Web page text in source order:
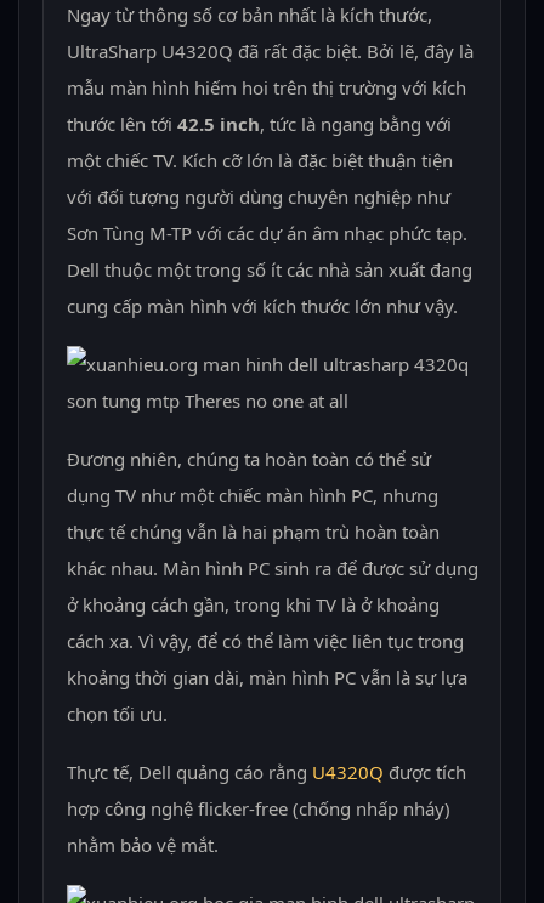
Ngay từ thông số cơ bản nhất là kích thước,
UltraSharp U4320Q đã rất đặc biệt. Bởi lẽ, đây là
mẫu màn hình hiếm hoi trên thị trường với kích
thước lên tới 42.5 inch, tức là ngang bằng với
một chiếc TV. Kích cỡ lớn là đặc biệt thuận tiện
với đối tượng người dùng chuyên nghiệp như
Sơn Tùng M-TP với các dự án âm nhạc phức tạp.
Dell thuộc một trong số ít các nhà sản xuất đang
cung cấp màn hình với kích thước lớn như vậy.
Đương nhiên, chúng ta hoàn toàn có thể sử
dụng TV như một chiếc màn hình PC, nhưng
thực tế chúng vẫn là hai phạm trù hoàn toàn
khác nhau. Màn hình PC sinh ra để được sử dụng
ở khoảng cách gần, trong khi TV là ở khoảng
cách xa. Vì vậy, để có thể làm việc liên tục trong
khoảng thời gian dài, màn hình PC vẫn là sự lựa
chọn tối ưu.
Thực tế, Dell quảng cáo rằng U4320Q được tích
hợp công nghệ flicker-free (chống nhấp nháy)
nhằm bảo vệ mắt.